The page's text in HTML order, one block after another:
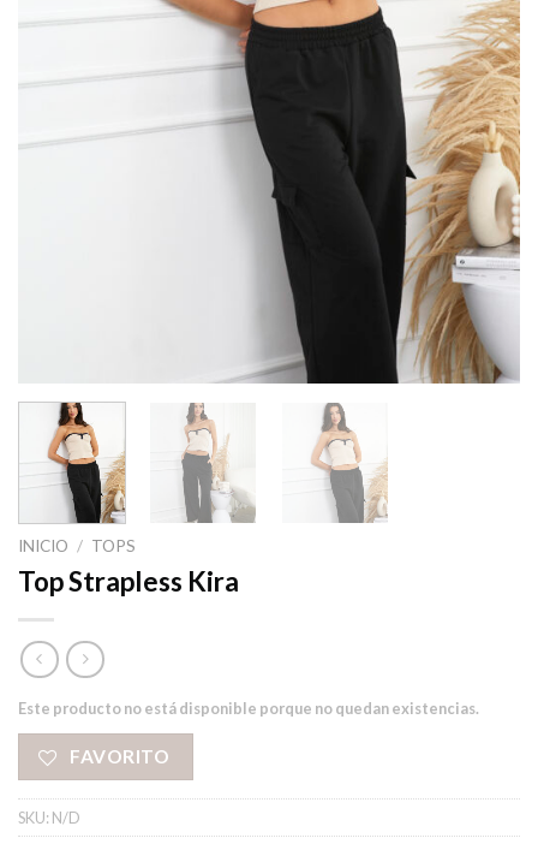
INICIO / TOPS
Top Strapless Kira
Este producto no está disponible porque no quedan existencias.
FAVORITO
SKU: N/D